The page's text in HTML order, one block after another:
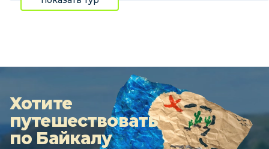
Хотите
путешествовать
по Байкалу